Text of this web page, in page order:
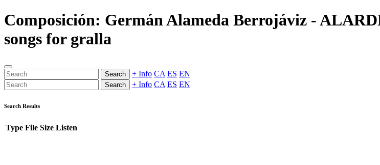
Composición: Germán Alameda Berrojáviz -
songs for gralla
Search + Info CA ES EN
Search + Info CA ES EN
Search Results
Type File Size Listen